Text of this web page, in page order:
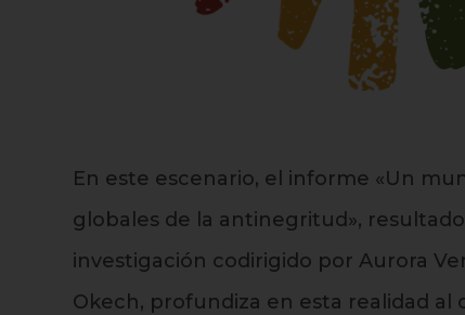
En este escenario, el informe «Un
globales de la antinegritud»,
investigación codirigido por Aurora
Okech, profundiza en esta realidad al